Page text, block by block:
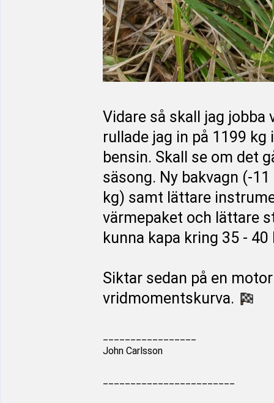
Vidare så skall jag
rullade jag in på 1199
bensin. Skall se om det
säsong. Ny bakvagn (-
kg) samt lättare
värmepaket och lättare
kunna kapa kring 35 - 40
Siktar sedan på en
vridmomentskurva.
John Carlsson